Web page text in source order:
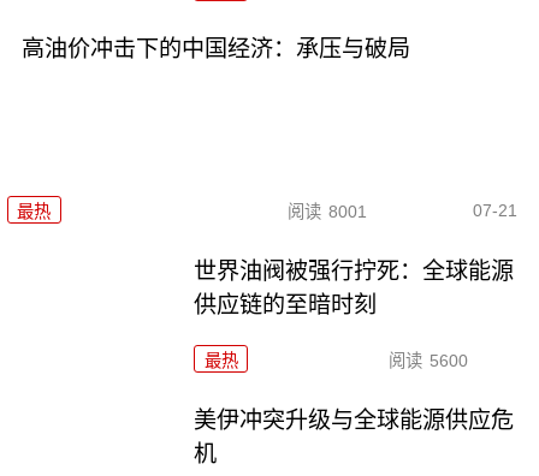
高油价冲击下的中国经济：承压与破局
最热 阅读 8001 07-21
世界油阀被强行拧死：全球能源
供应链的至暗时刻
最热 阅读 5600
美伊冲突升级与全球能源供应危
机